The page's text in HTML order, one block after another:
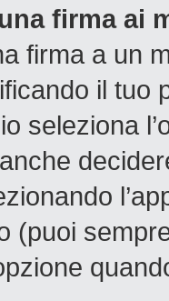
firma ai
firma a un
il tuo
seleziona
(puoi